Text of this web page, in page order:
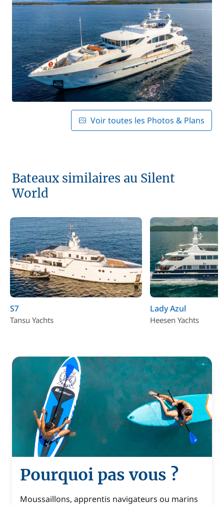
Voir toutes les Photos & Plans
Bateaux similaires au Silent
World
S7
Tansu Yachts
Lady Azul
Heesen Yachts
Pourquoi pas vous ?
Moussaillons, apprentis navigateurs ou marins